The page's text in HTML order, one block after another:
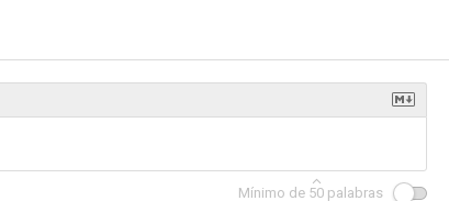
Mínimo de 50 palabras